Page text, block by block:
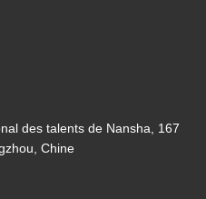
des talents de Nansha, 167
Chine